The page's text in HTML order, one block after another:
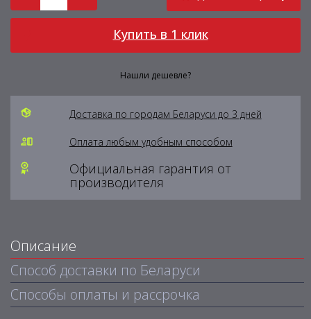
Купить в 1 клик
Нашли дешевле?
Доставка по городам Беларуси до 3 дней
Оплата любым удобным способом
Официальная гарантия от
производителя
Описание
Способ доставки по Беларуси
Способы оплаты и рассрочка